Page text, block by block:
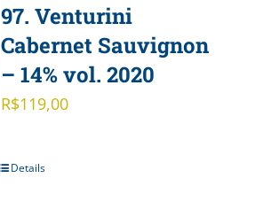
97. Venturini
Cabernet Sauvignon
– 14% vol. 2020
R$119,00
Details